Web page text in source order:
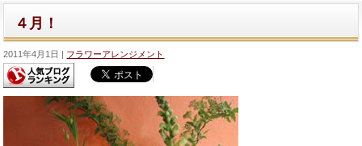
４月！
2011年4月1日 フラワーアレンジメント